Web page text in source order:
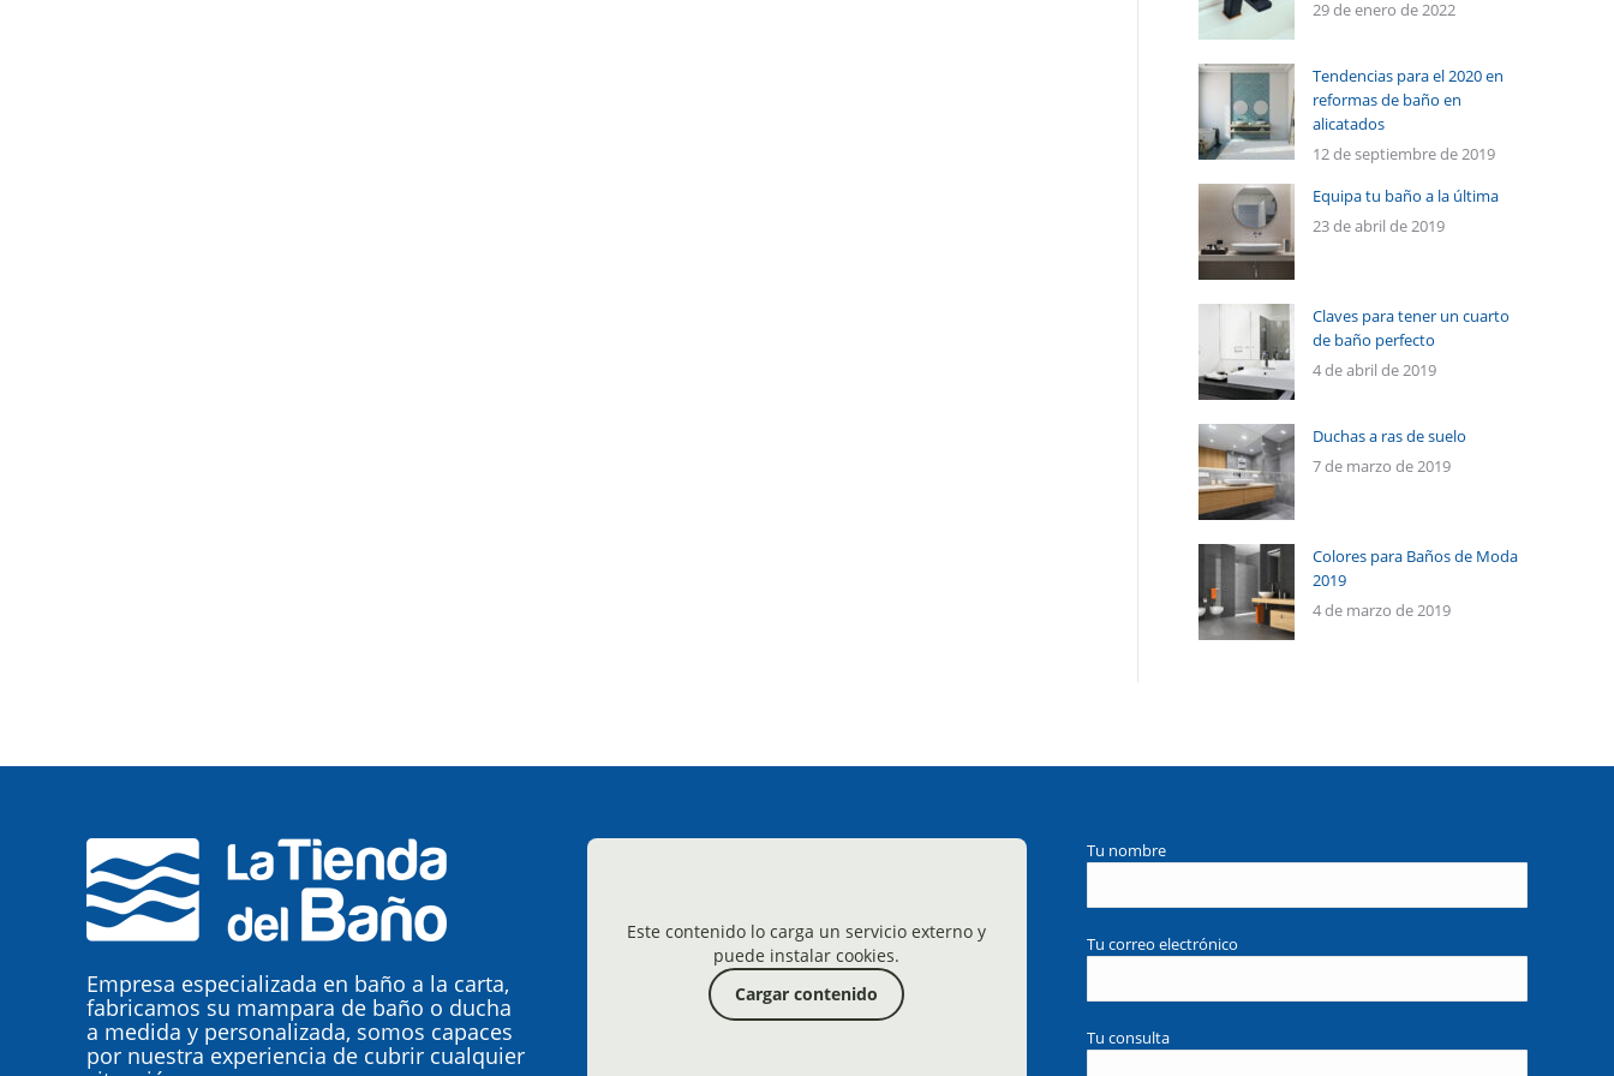
29 de enero de 2022
Tendencias para el 2020 en
reformas de baño en
alicatados
12 de septiembre de 2019
Equipa tu baño a la última
23 de abril de 2019
Claves para tener un cuarto
de baño perfecto
4 de abril de 2019
Duchas a ras de suelo
7 de marzo de 2019
Colores para Baños de Moda
2019
4 de marzo de 2019
Empresa especializada en baño a la carta,
fabricamos su mampara de baño o ducha
a medida y personalizada, somos capaces
por nuestra experiencia de cubrir cualquier
Este contenido lo carga un servicio externo y
puede instalar cookies.
Cargar contenido
Tu nombre
Tu correo electrónico
Tu consulta